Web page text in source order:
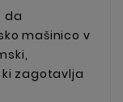
da
mašinico v
zagotavlja